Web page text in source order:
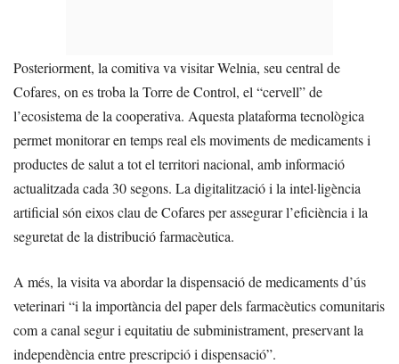
Posteriorment, la comitiva va visitar Welnia, seu central de
Cofares, on es troba la Torre de Control, el “cervell” de
l’ecosistema de la cooperativa. Aquesta plataforma tecnològica
permet monitorar en temps real els moviments de medicaments i
productes de salut a tot el territori nacional, amb informació
actualitzada cada 30 segons. La digitalització i la intel·ligència
artificial són eixos clau de Cofares per assegurar l’eficiència i la
seguretat de la distribució farmacèutica.
A més, la visita va abordar la dispensació de medicaments d’ús
veterinari “i la importància del paper dels farmacèutics comunitaris
com a canal segur i equitatiu de subministrament, preservant la
independència entre prescripció i dispensació”.